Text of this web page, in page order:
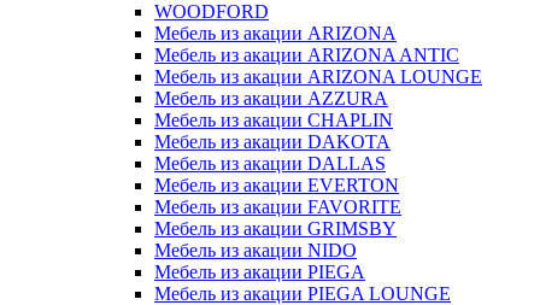
WOODFORD
Мебель из акации ARIZONA
Мебель из акации ARIZONA ANTIC
Мебель из акации ARIZONA LOUNGE
Мебель из акации AZZURA
Мебель из акации CHAPLIN
Мебель из акации DAKOTA
Мебель из акации DALLAS
Мебель из акации EVERTON
Мебель из акации FAVORITE
Мебель из акации GRIMSBY
Мебель из акации NIDO
Мебель из акации PIEGA
Мебель из акации PIEGA LOUNGE